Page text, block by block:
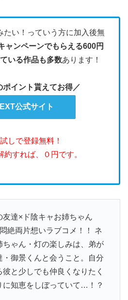
たい！っていう方に加入後無
ャンペーンでもらえる600円
いる作品も多数あります！
ポイント貰えてお得／
公式サイト
しで登録無料！
約すれば、０円です。
達×ド陰キャお姉ちゃん
絶両片想いラブコメ！！ ネ
ちゃん・灯の楽しみは、弟が
御景くんと会うこと。自分
と少しでも仲良くなりたく
に知恵をしぼっていて…！？